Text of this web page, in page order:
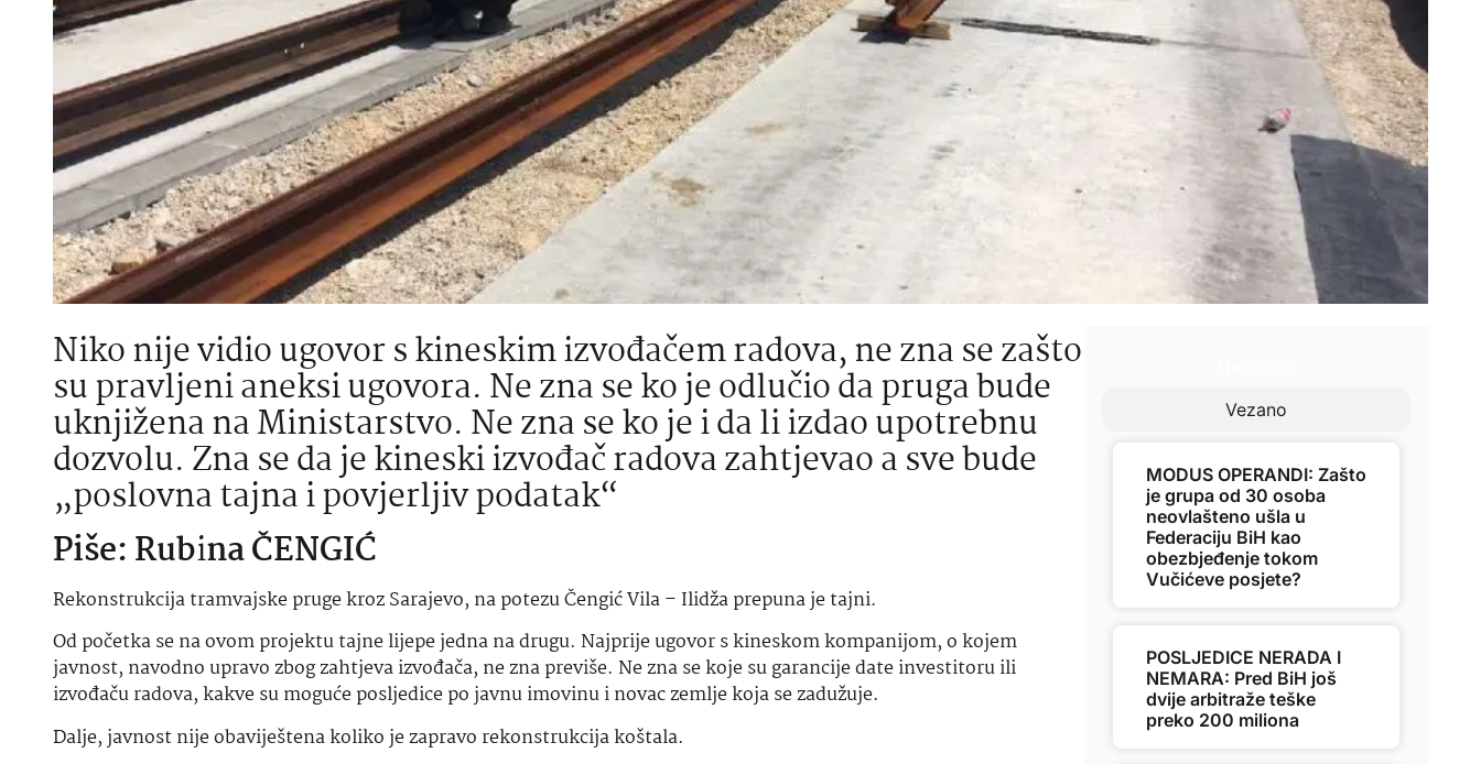
Niko nije vidio ugovor s kineskim izvođačem radova, ne zna se zašto
su pravljeni aneksi ugovora. Ne zna se ko je odlučio da pruga bude
uknjižena na Ministarstvo. Ne zna se ko je i da li izdao upotrebnu
dozvolu. Zna se da je kineski izvođač radova zahtjevao a sve bude
„poslovna tajna i povjerljiv podatak“
Piše: Rubina ČENGIĆ
Rekonstrukcija tramvajske pruge kroz Sarajevo, na potezu Čengić Vila – Ilidža prepuna je tajni.
Od početka se na ovom projektu tajne lijepe jedna na drugu. Najprije ugovor s kineskom kompanijom, o kojem
javnost, navodno upravo zbog zahtjeva izvođača, ne zna previše. Ne zna se koje su garancije date investitoru ili
izvođaču radova, kakve su moguće posljedice po javnu imovinu i novac zemlje koja se zadužuje.
Dalje, javnost nije obaviještena koliko je zapravo rekonstrukcija koštala.
Vezano
MODUS OPERANDI: Zašto
je grupa od 30 osoba
neovlašteno ušla u
Federaciju BiH kao
obezbjeđenje tokom
Vučićeve posjete?
POSLJEDICE NERADA I
NEMARA: Pred BiH još
dvije arbitraže teške
preko 200 miliona